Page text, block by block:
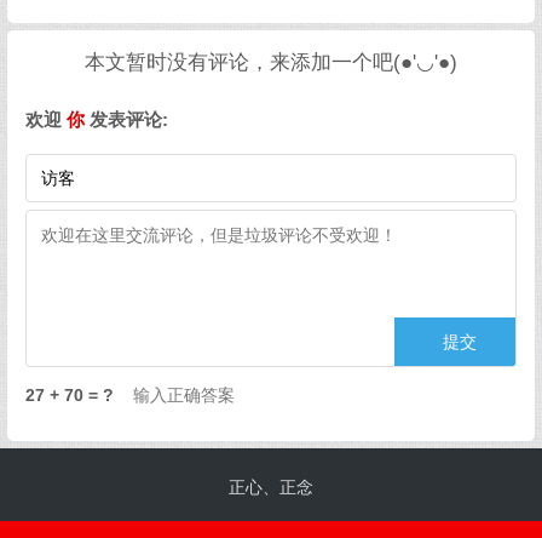
本文暂时没有评论，来添加一个吧(●'◡'●)
欢迎 你发表评论:
27 + 70 = ?
正心、正念